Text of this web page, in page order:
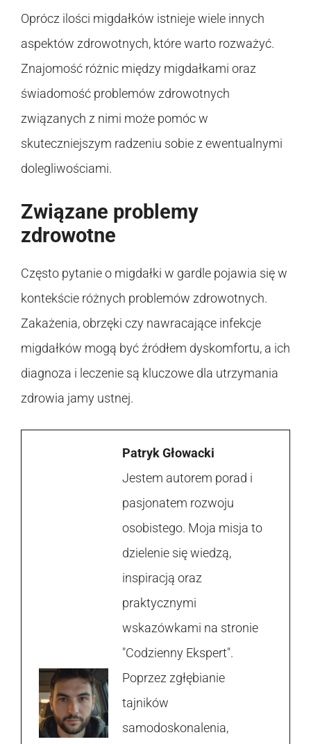
Oprócz ilości migdałków istnieje wiele innych
aspektów zdrowotnych, które warto rozważyć.
Znajomość różnic między migdałkami oraz
świadomość problemów zdrowotnych
związanych z nimi może pomóc w
skuteczniejszym radzeniu sobie z ewentualnymi
dolegliwościami.
Związane problemy
zdrowotne
Często pytanie o migdałki w gardle pojawia się w
kontekście różnych problemów zdrowotnych.
Zakażenia, obrzęki czy nawracające infekcje
migdałków mogą być źródłem dyskomfortu, a ich
diagnoza i leczenie są kluczowe dla utrzymania
zdrowia jamy ustnej.
Patryk Głowacki
Jestem autorem porad i
pasjonatem rozwoju
osobistego. Moja misja to
dzielenie się wiedzą,
inspiracją oraz
praktycznymi
wskazówkami na stronie
"Codzienny Ekspert".
Poprzez zgłębianie
tajników
samodoskonalenia,